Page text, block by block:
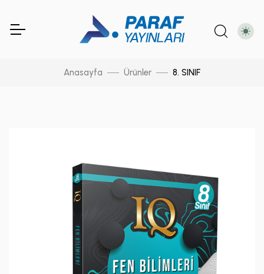
Anasayfa Ürünler 8. SINIF